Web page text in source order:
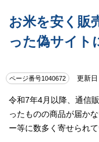
お米を安く販
った偽サイト
ページ番号1040672 更新
令和7年4月以降、通信
ったものの商品が届か
ー等に数多く寄せられて